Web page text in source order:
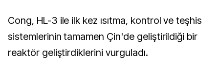
Cong, HL-3 ile ilk kez ısıtma, kontrol ve teşhis
sistemlerinin tamamen Çin'de geliştirildiği bir
reaktör geliştirdiklerini vurguladı.